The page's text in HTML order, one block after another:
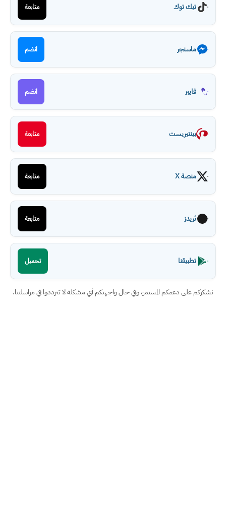
تيك توك متابعة
ماسنجر انضم
فايبر انضم
بينتيريست متابعة
منصة X متابعة
ثريدز متابعة
تطبيقنا تحميل
نشكركم على دعمكم المستمر، وفي حال واجهتكم أي مشكلة لا تترددوا في مراسلتنا.